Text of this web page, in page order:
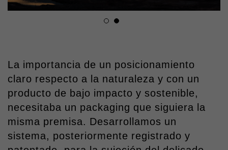
La importancia de un posicionamiento
claro respecto a la naturaleza y con un
producto de bajo impacto y sostenible,
necesitaba un packaging que siguiera la
misma premisa. Desarrollamos un
sistema, posteriormente registrado y